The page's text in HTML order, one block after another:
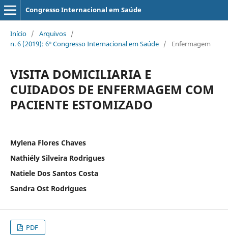
Congresso Internacional em Saúde
Início / Arquivos /
n. 6 (2019): 6º Congresso Internacional em Saúde / Enfermagem
VISITA DOMICILIARIA E
CUIDADOS DE ENFERMAGEM COM
PACIENTE ESTOMIZADO
Mylena Flores Chaves
Nathiély Silveira Rodrigues
Natiele Dos Santos Costa
Sandra Ost Rodrigues
PDF